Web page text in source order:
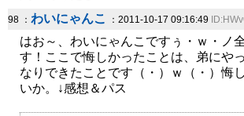
98 ： わいにゃんこ ：2011-10-17 09:16:49
はお～、わいにゃんこですぅ・ｗ・ノ
す！ここで悔しかったことは、弟にや
なりできたことです（・）ｗ（・）悔
いか。↓感想＆パス